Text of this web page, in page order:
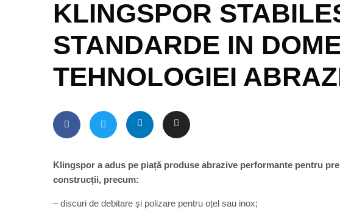
KLINGSPOR
STANDARDE IN
TEHNOLOGIEI
Klingspor a adus pe piață produse abrazive performante pentru
construcții, precum:
– discuri de debitare și polizare pentru oțel sau inox;